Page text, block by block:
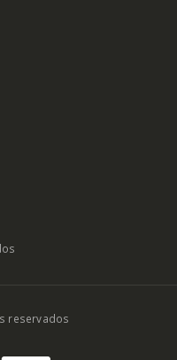
reservados